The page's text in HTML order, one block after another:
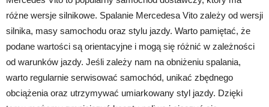
różne wersje silnikowe. Spalanie Mercedesa Vito zależy od wersji
silnika, masy samochodu oraz stylu jazdy. Warto pamiętać, że
podane wartości są orientacyjne i mogą się różnić w zależności
od warunków jazdy. Jeśli zależy nam na obniżeniu spalania,
warto regularnie serwisować samochód, unikać zbędnego
obciążenia oraz utrzymywać umiarkowany styl jazdy. Dzięki